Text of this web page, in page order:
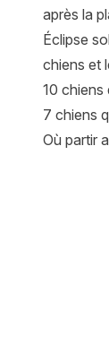
après la
Éclipse
chiens et
10 chiens
7 chiens
Où partir